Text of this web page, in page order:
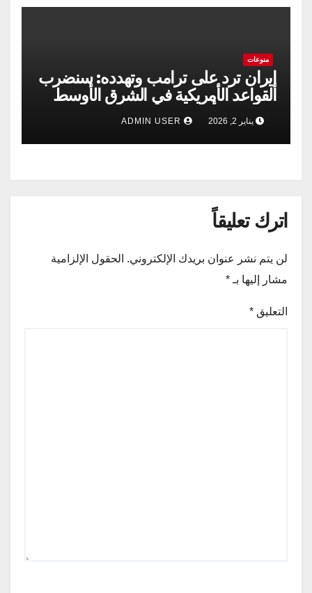
منوعات
إيران ترد على ترامب وتهدده: سنضرب
القواعد الأمريكية في الشرق الأوسط
إذا حدثت أي مغامرة
يناير 2, 2026
اترك تعليقاً
لن يتم نشر عنوان بريدك الإلكتروني. الحقول الإلزامية
مشار إليها بـ *
التعليق *